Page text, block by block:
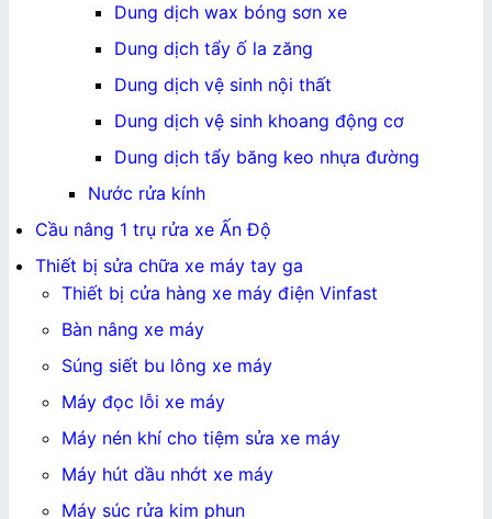
Dung dịch wax bóng sơn xe
Dung dịch tẩy ố la zăng
Dung dịch vệ sinh nội thất
Dung dịch vệ sinh khoang động cơ
Dung dịch tẩy băng keo nhựa đường
Nước rửa kính
Cầu nâng 1 trụ rửa xe Ấn Độ
Thiết bị sửa chữa xe máy tay ga
Thiết bị cửa hàng xe máy điện Vinfast
Bàn nâng xe máy
Súng siết bu lông xe máy
Máy đọc lỗi xe máy
Máy nén khí cho tiệm sửa xe máy
Máy hút dầu nhớt xe máy
Máy súc rửa kim phun